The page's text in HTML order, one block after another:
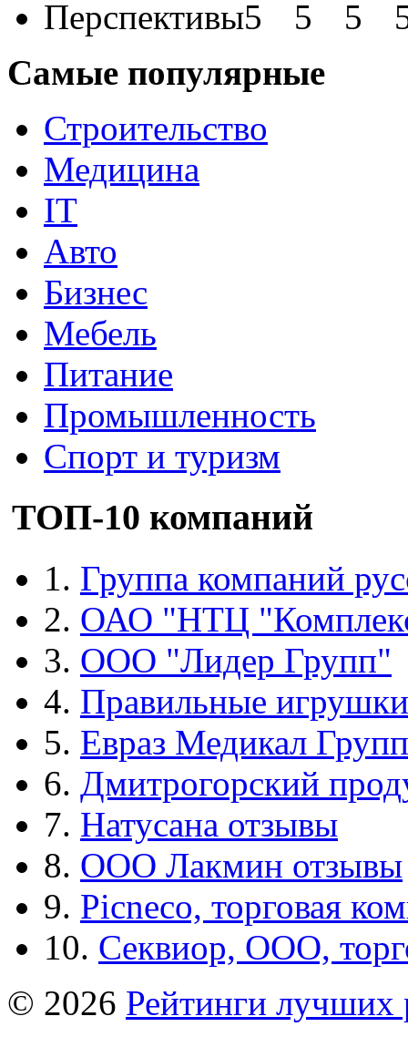
Перспективы
Самые популярные
Строительство
Медицина
IT
Авто
Бизнес
Мебель
Питание
Промышленность
Спорт и туризм
ТОП-10 компаний
1. Группа компаний
2. ОАО "НТЦ
3. ООО "Лидер Групп"
4. Правильные игрушки
5. Евраз Медикал Групп
6. Дмитрогорский
7. Натусана отзывы
8. ООО Лакмин отзывы
9. Picneco, торговая
10. Секвиор, ООО,
© 2026 Рейтинги лучших